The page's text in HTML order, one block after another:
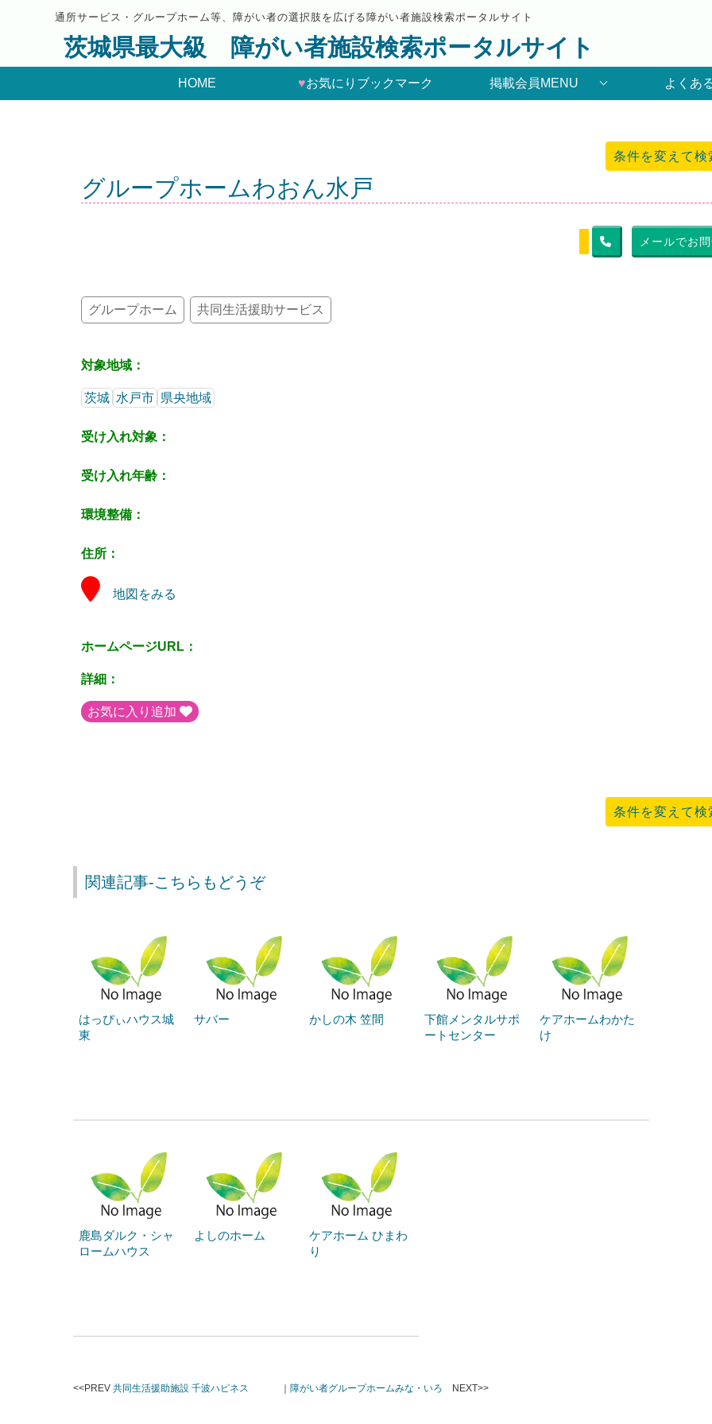
通所サービス・グループホーム等、障がい者の選択肢を広げる障がい者施設検索ポータルサイト
茨城県最大級 障がい者施設検索ポータルサイト
HOME ♥お気にりブックマーク 掲載会員MENU よくあ
条件を変えて検
グループホームわおん水戸
メールでお
グループホーム 共同生活援助サービス
対象地域：
茨城 水戸市 県央地域
受け入れ対象：
受け入れ年齢：
環境整備：
住所：
地図をみる
ホームページURL：
詳細：
お気に入り追加
条件を変えて検
関連記事-こちらもどうぞ
はっぴぃハウス城
東
サバー かしの木 笠間
下館メンタルサポ
ートセンター
ケアホームわかた
け
鹿島ダルク・シャ
ロームハウス
よしのホーム
ケアホーム ひまわ
り
<<PREV 共同生活援助施設 千波ハピネス ｜ 障がい者グループホームみな・いろ NEXT>>